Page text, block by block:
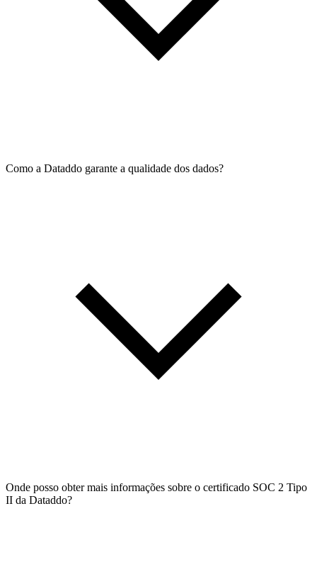
Como a Dataddo garante a qualidade dos dados?
Onde posso obter mais informações sobre o certificado SOC 2 Tipo
II da Dataddo?